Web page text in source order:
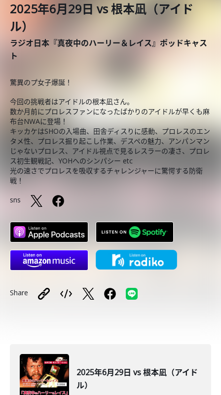
2025年6月29日 vs 根本凪（アイド
ル）
ラジオ日本『真夜中のハーリー＆レイス』ポッドキャス
ト
驚異のプ女子爆誕！
今回の挑戦者はアイドルの根本凪さん。
数か月前にプロレスファンになったばかりのアイドルが早くも麻
布台NWAに登場！
キッカケはSHOの入場曲、田舎ディスりに感動、プロレスのエン
タメ性、プロレス掘り起こし作業、デスペの魅力、アンパンマン
じゃないプロレス、アイドル視点で見るレスラーの凄さ、プロレ
ス初生観戦記、YOHへのシンパシー etc
光の速さでプロレスを吸収するチャレンジャーに驚愕する防衛
戦！
sns
Share
2025年6月29日 vs 根本凪（アイド
ル）